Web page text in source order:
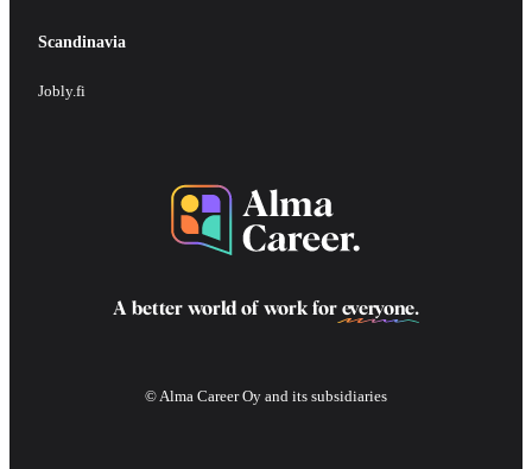
Scandinavia
Jobly.fi
A better world of work for everyone.
© Alma Career Oy and its subsidiaries